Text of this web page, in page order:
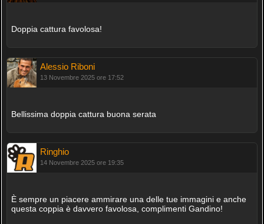
Doppia cattura favolosa!
Alessio Riboni
13 Novembre 2025 ore 17:52
Bellissima doppia cattura buona serata
Ringhio
14 Novembre 2025 ore 19:35
È sempre un piacere ammirare una delle tue immagini e anche
questa coppia è davvero favolosa, complimenti Gandino!